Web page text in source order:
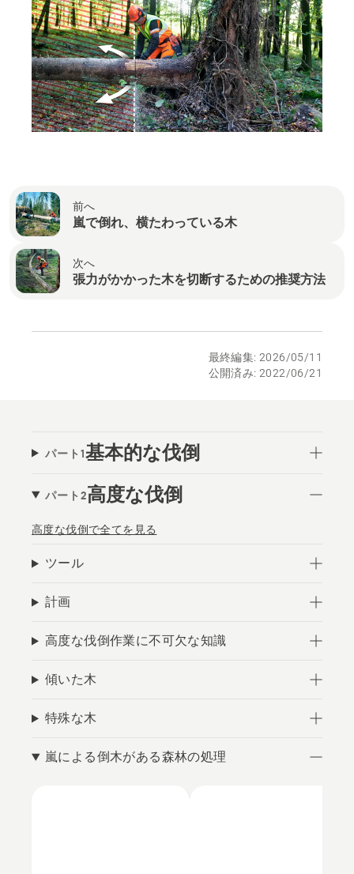
前へ
嵐で倒れ、横たわっている木
次へ
張力がかかった木を切断するための推奨方法
最終編集: 2026/05/11
公開済み: 2022/06/21
パート1基本的な伐倒
パート2高度な伐倒
高度な伐倒で全てを見る
ツール
計画
高度な伐倒作業に不可欠な知識
傾いた木
特殊な木
嵐による倒木がある森林の処理